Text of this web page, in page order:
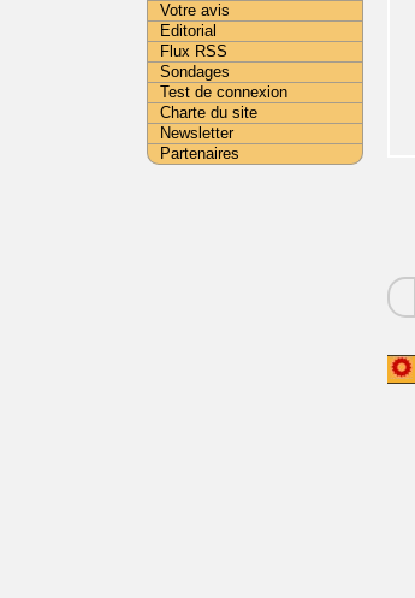
Votre avis
Editorial
Flux RSS
Sondages
Test de connexion
Charte du site
Newsletter
Partenaires